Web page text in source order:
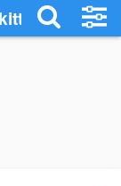
-